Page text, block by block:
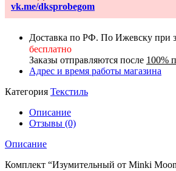
vk.me/dksprobegom
Доставка по РФ. По Ижевску при
бесплатно
Заказы отправляются после 100%
Адрес и время работы магазина
Категория Текстиль
Описание
Отзывы (0)
Описание
Комплект “Изумительный от Minki